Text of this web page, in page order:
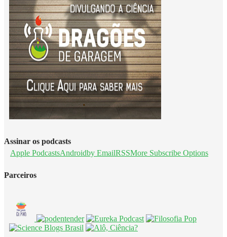
Assinar os podcasts
Apple PodcastsAndroidby EmailRSSMore Subscribe Options
Parceiros